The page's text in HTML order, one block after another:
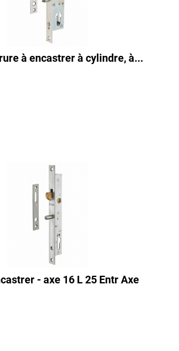
à encastrer à cylindre, à...
- axe 16 L 25 Entr Axe